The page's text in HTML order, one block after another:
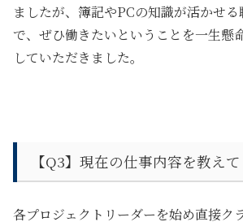
ましたが、簿記やPCの知識が活かせる
で、ぜひ働きたいということを一生懸
していただきました。
【Q3】 現在の仕事内容を教えて
各プロジェクトリーダーを始め直接ク